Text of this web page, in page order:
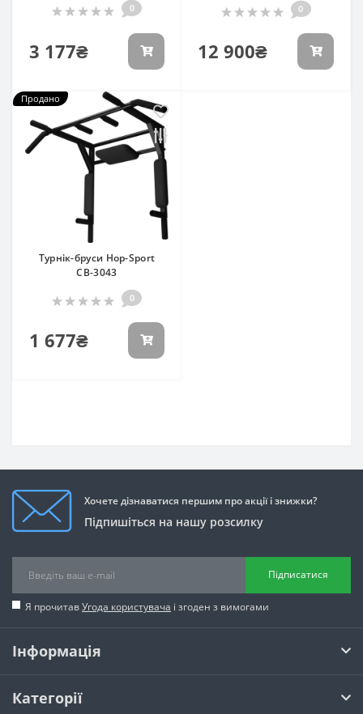
0
3 177₴
0
12 900₴
Продано
Турнік-бруси Hop-Sport
СВ-3043
0
1 677₴
Хочете дізнаватися першим про акції і знижки?
Підпишіться на нашу розсилку
Підписатися
Я прочитавУгода користувача і згоден з вимогами
Інформація
Категорії